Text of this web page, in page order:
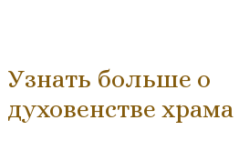
Узнать больше о
духовенстве храма